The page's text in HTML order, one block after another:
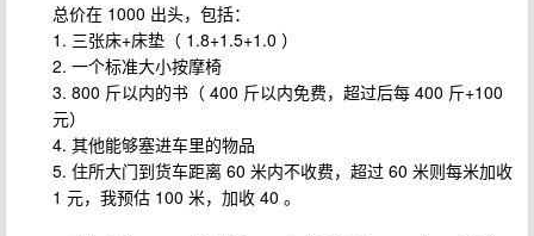
总价在 1000 出头，包括：
1. 三张床+床垫（ 1.8+1.5+1.0 ）
2. 一个标准大小按摩椅
3. 800 斤以内的书（ 400 斤以内免费，超过后每 400 斤+100
元）
4. 其他能够塞进车里的物品
5. 住所大门到货车距离 60 米内不收费，超过 60 米则每米加收
1 元，我预估 100 米，加收 40 。